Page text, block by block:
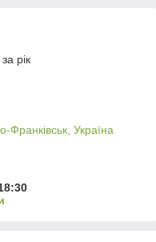
рік
Франківськ, Україна